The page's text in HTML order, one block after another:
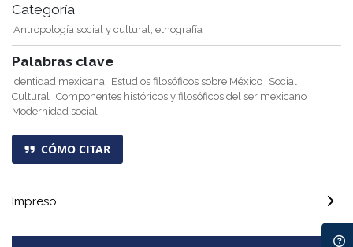
Categoría
Antropología social y cultural, etnografía
Palabras clave
Identidad mexicana Estudios filosóficos sobre México Social
Cultural
Componentes históricos y filosóficos del ser mexicano
Modernidad social
CÓMO CITAR
Impreso